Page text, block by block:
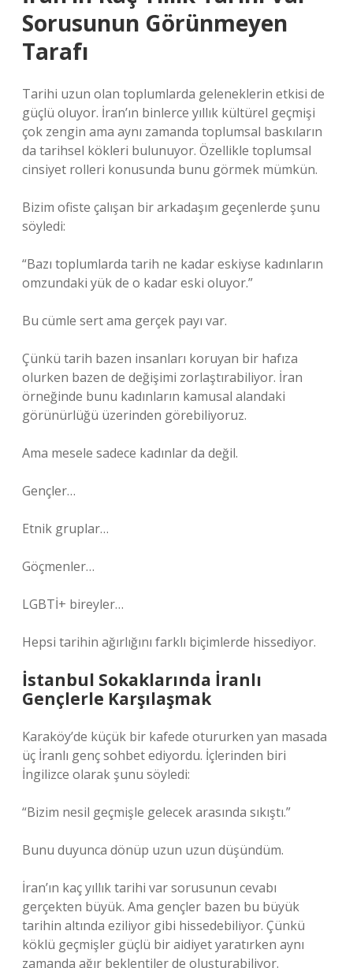
Sorusunun Görünmeyen
Tarafı
Tarihi uzun olan toplumlarda geleneklerin etkisi de
güçlü oluyor. İran’ın binlerce yıllık kültürel geçmişi
çok zengin ama aynı zamanda toplumsal baskıların
da tarihsel kökleri bulunuyor. Özellikle toplumsal
cinsiyet rolleri konusunda bunu görmek mümkün.
Bizim ofiste çalışan bir arkadaşım geçenlerde şunu
söyledi:
“Bazı toplumlarda tarih ne kadar eskiyse kadınların
omzundaki yük de o kadar eski oluyor.”
Bu cümle sert ama gerçek payı var.
Çünkü tarih bazen insanları koruyan bir hafıza
olurken bazen de değişimi zorlaştırabiliyor. İran
örneğinde bunu kadınların kamusal alandaki
görünürlüğü üzerinden görebiliyoruz.
Ama mesele sadece kadınlar da değil.
Gençler…
Etnik gruplar…
Göçmenler…
LGBTİ+ bireyler…
Hepsi tarihin ağırlığını farklı biçimlerde hissediyor.
İstanbul Sokaklarında İranlı
Gençlerle Karşılaşmak
Karaköy’de küçük bir kafede otururken yan masada
üç İranlı genç sohbet ediyordu. İçlerinden biri
İngilizce olarak şunu söyledi:
“Bizim nesil geçmişle gelecek arasında sıkıştı.”
Bunu duyunca dönüp uzun uzun düşündüm.
İran’ın kaç yıllık tarihi var sorusunun cevabı
gerçekten büyük. Ama gençler bazen bu büyük
tarihin altında eziliyor gibi hissedebiliyor. Çünkü
köklü geçmişler güçlü bir aidiyet yaratırken aynı
zamanda ağır beklentiler de oluşturabiliyor.